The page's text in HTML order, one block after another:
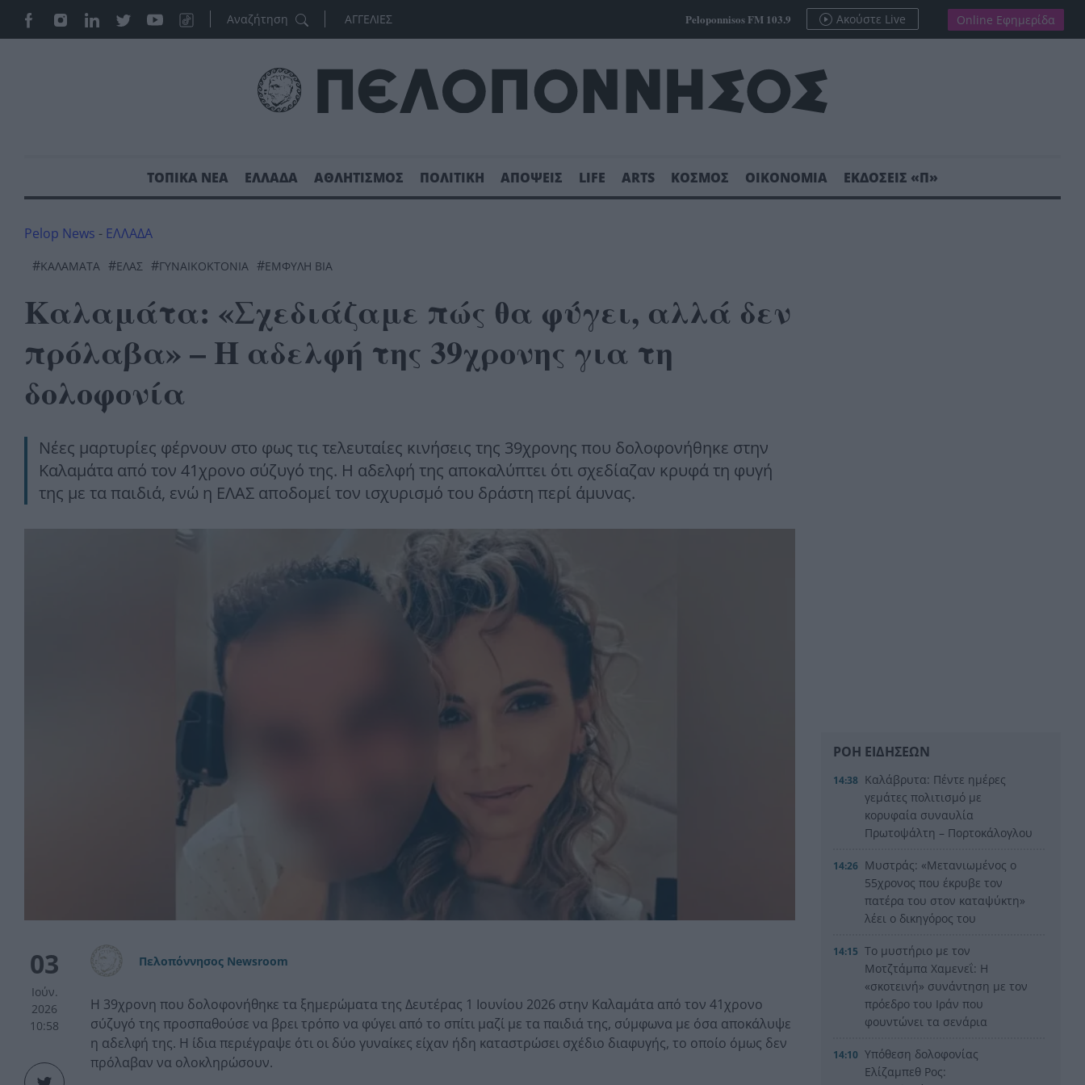
ΑΓΓΕΛΙΕΣ Peloponnisos FM 103.9 Ακούστε Live Online Εφημερίδα
ΤΟΠΙΚΑ ΝΕΑ ΕΛΛΑΔΑ ΑΘΛΗΤΙΣΜΟΣ ΠΟΛΙΤΙΚΗ ΑΠΟΨΕΙΣ LIFE ARTS ΚΟΣΜΟΣ ΟΙΚΟΝΟΜΙΑ ΕΚΔΟΣΕΙΣ «Π»
Pelop News - ΕΛΛΑΔΑ
#ΚΑΛΑΜΆΤΑ #ΕΛΑΣ #ΓΥΝΑΙΚΟΚΤΟΝΊΑ #ΈΜΦΥΛΗ ΒΊΑ
Καλαμάτα: «Σχεδιάζαμε πώς θα φύγει, αλλά δεν
πρόλαβα» – Η αδελφή της 39χρονης για τη
δολοφονία
Νέες μαρτυρίες φέρνουν στο φως τις τελευταίες κινήσεις της 39χρονης που δολοφονήθηκε στην
Καλαμάτα από τον 41χρονο σύζυγό της. Η αδελφή της αποκαλύπτει ότι σχεδίαζαν κρυφά τη φυγή
της με τα παιδιά, ενώ η ΕΛΑΣ αποδομεί τον ισχυρισμό του δράστη περί άμυνας.
03
Ιούν.
2026
10:58
Πελοπόννησος Newsroom
Η 39χρονη που δολοφονήθηκε τα ξημερώματα της Δευτέρας 1 Ιουνίου 2026 στην Καλαμάτα από τον 41χρονο
σύζυγό της προσπαθούσε να βρει τρόπο να φύγει από το σπίτι μαζί με τα παιδιά της, σύμφωνα με όσα αποκάλυψε
η αδελφή της. Η ίδια περιέγραψε ότι οι δύο γυναίκες είχαν ήδη καταστρώσει σχέδιο διαφυγής, το οποίο όμως δεν
πρόλαβαν να ολοκληρώσουν.
ΡΟΗ ΕΙΔΗΣΕΩΝ
14:38 Καλάβρυτα: Πέντε ημέρες
γεμάτες πολιτισμό με
κορυφαία συναυλία
Πρωτοψάλτη – Πορτοκάλογλου
14:26 Μυστράς: «Μετανιωμένος ο
55χρονος που έκρυβε τον
πατέρα του στον καταψύκτη»
λέει ο δικηγόρος του
14:15 Το μυστήριο με τον
Μοτζτάμπα Χαμενεΐ: Η
«σκοτεινή» συνάντηση με τον
πρόεδρο του Ιράν που
φουντώνει τα σενάρια
14:10 Υπόθεση δολοφονίας
Ελίζαμπεθ Ρος: